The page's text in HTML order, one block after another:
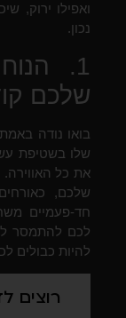
ואפילו ירוק,
נכון.
1.
שלכם
בואו נודה
שלו בשטיפת
את כל האווירה.
שלכם,
חד-פעמיים
לכם להתמסר
להיות כבולים
רוצים